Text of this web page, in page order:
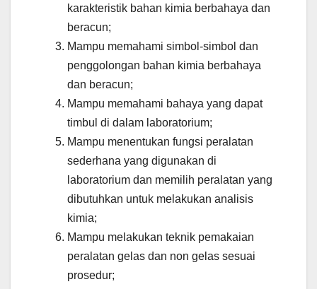
karakteristik bahan kimia berbahaya dan
beracun;
Mampu memahami simbol-simbol dan
penggolongan bahan kimia berbahaya
dan beracun;
Mampu memahami bahaya yang dapat
timbul di dalam laboratorium;
Mampu menentukan fungsi peralatan
sederhana yang digunakan di
laboratorium dan memilih peralatan yang
dibutuhkan untuk melakukan analisis
kimia;
Mampu melakukan teknik pemakaian
peralatan gelas dan non gelas sesuai
prosedur;